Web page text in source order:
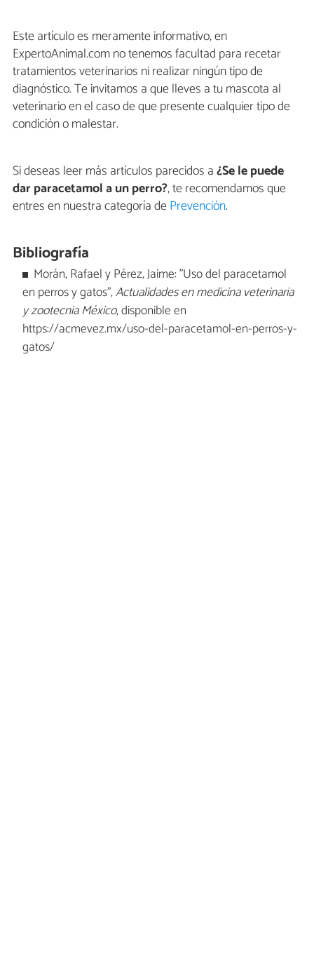
Este artículo es meramente informativo, en
ExpertoAnimal.com no tenemos facultad para recetar
tratamientos veterinarios ni realizar ningún tipo de
diagnóstico. Te invitamos a que lleves a tu mascota al
veterinario en el caso de que presente cualquier tipo de
condición o malestar.
Si deseas leer más artículos parecidos a¿Se le puede
dar paracetamol a un perro?, te recomendamos que
entres en nuestra categoría dePrevención.
Bibliografía
Morán, Rafael y Pérez, Jaime: "Uso del paracetamol
en perros y gatos",Actualidades en medicina veterinaria
y zootecnia México, disponible en
https://acmevez.mx/uso-del-paracetamol-en-perros-y-
gatos/